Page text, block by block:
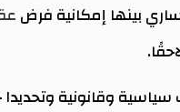
بينها إمكانية فرض
سياسية وقانونية